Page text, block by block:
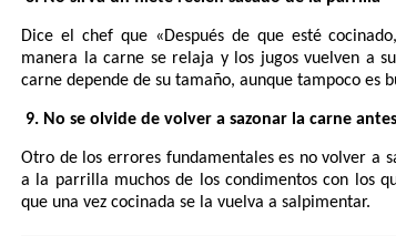
Dice el chef que «Después de que esté
manera la carne se relaja y los jugos vuelven a
carne depende de su tamaño, aunque tampoco es
9. No se olvide de volver a sazonar la carne
Otro de los errores fundamentales es no volver a
a la parrilla muchos de los condimentos con los
que una vez cocinada se la vuelva a salpimentar.